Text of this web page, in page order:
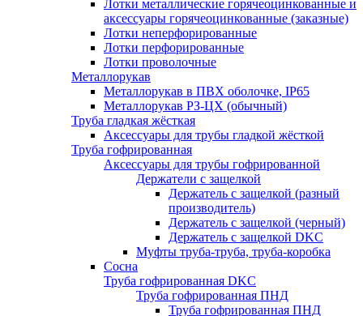
Лотки металлические горячеоцинкованные и
аксессуары горячеоцинкованные (заказные)
Лотки неперфорированные
Лотки перфорированные
Лотки проволочные
Металлорукав
Металлорукав в ПВХ оболочке, IP65
Металлорукав РЗ-ЦХ (обычный)
Труба гладкая жёсткая
Аксессуары для трубы гладкой жёсткой
Труба гофрированная
Аксессуары для трубы гофрированной
Держатели с защелкой
Держатель с защелкой (разный
производитель)
Держатель с защелкой (черный)
Держатель с защелкой DKC
Муфты труба-труба, труба-коробка
Сосна
Труба гофрированная DKC
Труба гофрированная ПНД
Труба гофрированная ПНД